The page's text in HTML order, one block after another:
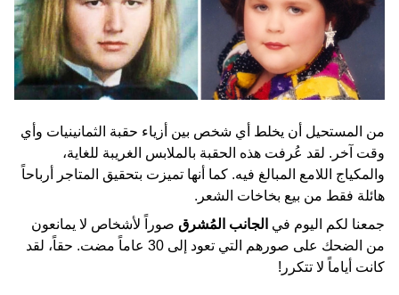
من المستحيل أن يخلط أي شخص بين أزياء حقبة الثمانينيات وأي
وقت آخر. لقد عُرفت هذه الحقبة بالملابس الغريبة للغاية،
والمكياج اللامع المبالغ فيه. كما أنها تميزت بتحقيق المتاجر أرباحاً
هائلة فقط من بيع بخاخات الشعر.
جمعنا لكم اليوم في الجانب المُشرق صوراً لأشخاص لا يمانعون
من الضحك على صورهم التي تعود إلى 30 عاماً مضت. حقاً، لقد
كانت أياماً لا تتكرر!